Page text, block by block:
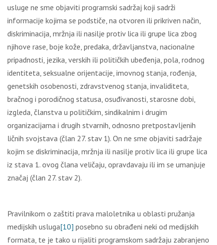
usluge ne sme objaviti programski sadržaj koji sadrži
informacije kojima se podstiče, na otvoren ili prikriven način,
diskriminacija, mržnja ili nasilje protiv lica ili grupe lica zbog
njihove rase, boje kože, predaka, državljanstva, nacionalne
pripadnosti, jezika, verskih ili političkih ubeđenja, pola, rodnog
identiteta, seksualne orijentacije, imovnog stanja, rođenja,
genetskih osobenosti, zdravstvenog stanja, invaliditeta,
bračnog i porodičnog statusa, osuđivanosti, starosne dobi,
izgleda, članstva u političkim, sindikalnim i drugim
organizacijama i drugih stvarnih, odnosno pretpostavljenih
ličnih svojstava (član 27. stav 1). On ne sme objaviti sadržaje
kojim se diskriminacija, mržnja ili nasilje protiv lica ili grupe lica
iz stava 1. ovog člana veličaju, opravdavaju ili im se umanjuje
značaj (član 27. stav 2).
Pravilnikom o zaštiti prava maloletnika u oblasti pružanja
medijskih usluga[10] posebno su obrađeni neki od medijskih
formata, te je tako u rijaliti programskom sadržaju zabranjeno